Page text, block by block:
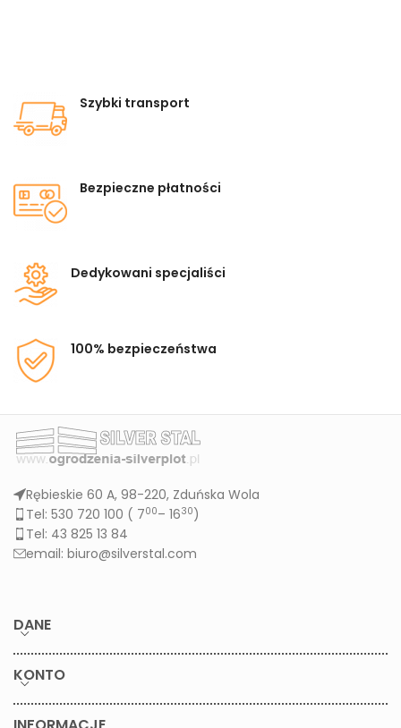
Szybki transport
Bezpieczne płatności
Dedykowani specjaliści
100% bezpieczeństwa
Rębieskie 60 A, 98-220, Zduńska Wola
Tel: 530 720 100 ( 700– 1630)
Tel: 43 825 13 84
email: biuro@silverstal.com
DANE
KONTO